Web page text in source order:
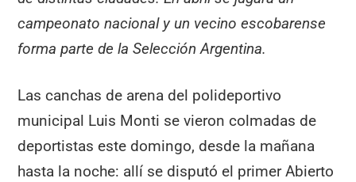
campeonato nacional y un vecino escobarense
forma parte de la Selección Argentina.
Las canchas de arena del polideportivo
municipal Luis Monti se vieron colmadas de
deportistas este domingo, desde la mañana
hasta la noche: allí se disputó el primer Abierto